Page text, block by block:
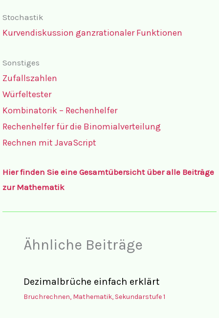
Stochastik
Kurvendiskussion ganzrationaler Funktionen
Sonstiges
Zufallszahlen
Würfeltester
Kombinatorik – Rechenhelfer
Rechenhelfer für die Binomialverteilung
Rechnen mit JavaScript
Hier finden Sie eine Gesamtübersicht über alle Beiträge
zur Mathematik
Ähnliche Beiträge
Dezimalbrüche einfach erklärt
Bruchrechnen, Mathematik, Sekundarstufe 1